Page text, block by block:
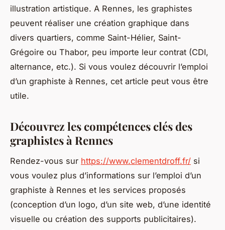
illustration artistique. A Rennes, les graphistes
peuvent réaliser une création graphique dans
divers quartiers, comme Saint-Hélier, Saint-
Grégoire ou Thabor, peu importe leur contrat (CDI,
alternance, etc.). Si vous voulez découvrir l’emploi
d’un graphiste à Rennes, cet article peut vous être
utile.
Découvrez les compétences clés des
graphistes à Rennes
Rendez-vous sur https://www.clementdroff.fr/ si
vous voulez plus d’informations sur l’emploi d’un
graphiste à Rennes et les services proposés
(conception d’un logo, d’un site web, d’une identité
visuelle ou création des supports publicitaires).